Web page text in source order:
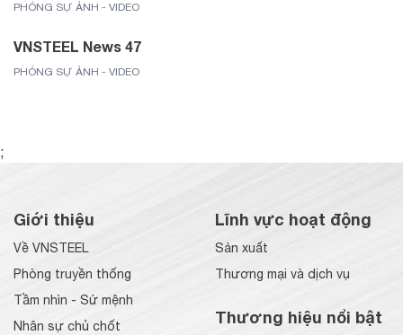
PHÓNG SỰ ẢNH - VIDEO
VNSTEEL News 47
PHÓNG SỰ ẢNH - VIDEO
;
Giới thiệu
Về VNSTEEL
Phòng truyền thống
Tầm nhìn - Sứ mệnh
Nhân sự chủ chốt
Lĩnh vực hoạt động
Sản xuất
Thương mại và dịch vụ
Thương hiệu nổi bật